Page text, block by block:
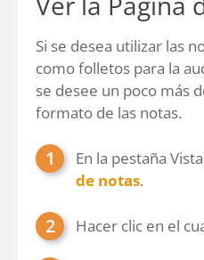
Si se desea utilizar las
como folletos para la
se desee un poco más
formato de las notas.
En la pestaña
de notas.
Hacer clic en el